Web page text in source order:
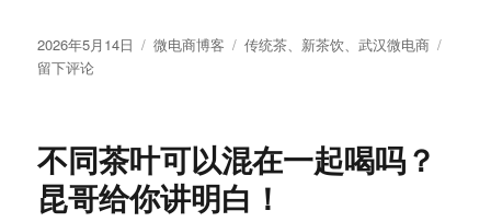
发
布
2026年5月14日
分
微电商博客
标
传统茶、 新茶饮、武汉微电商
留下评论
不同茶叶可以混在一起喝吗？
昆哥给你讲明白！